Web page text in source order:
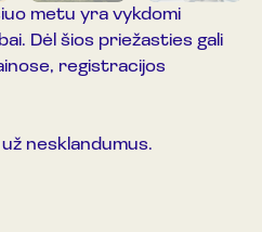
metu yra vykdomi
Dėl šios priežasties gali
registracijos
nesklandumus.